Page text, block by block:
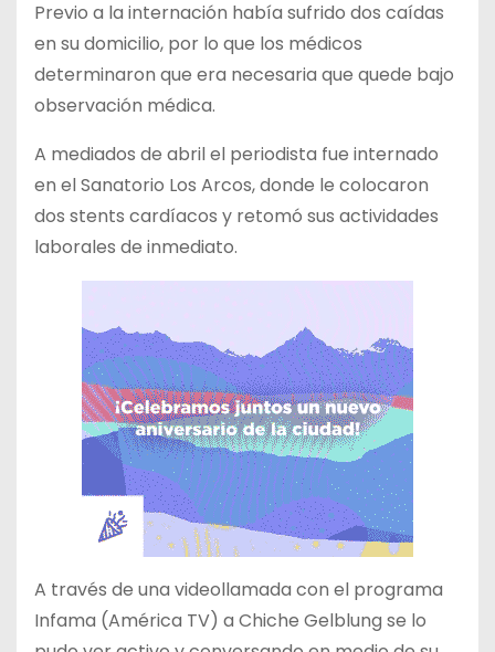
Previo a la internación había sufrido dos caídas
en su domicilio, por lo que los médicos
determinaron que era necesaria que quede bajo
observación médica.
A mediados de abril el periodista fue internado
en el Sanatorio Los Arcos, donde le colocaron
dos stents cardíacos y retomó sus actividades
laborales de inmediato.
A través de una videollamada con el programa
Infama (América TV) a Chiche Gelblung se lo